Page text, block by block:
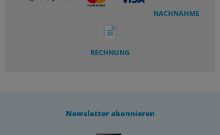
NACHNAHME
RECHNUNG
Newsletter abonnieren